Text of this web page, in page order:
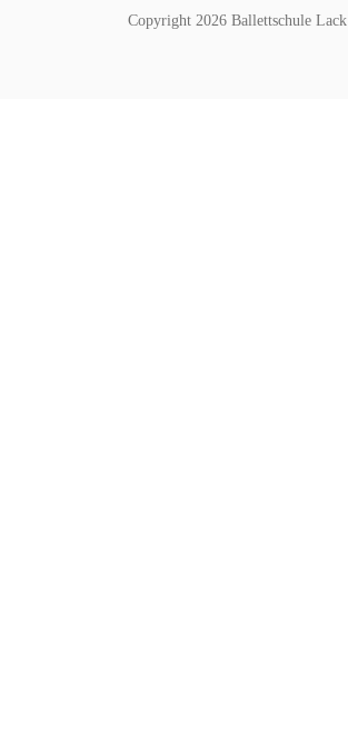
Copyright 2026 Ballettschule Lack